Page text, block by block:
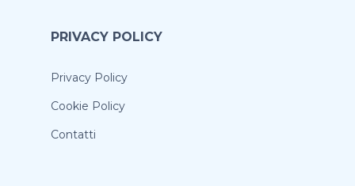
PRIVACY POLICY
Privacy Policy
Cookie Policy
Contatti